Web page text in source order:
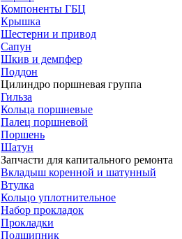
Компоненты ГБЦ
Крышка
Шестерни и привод
Сапун
Шкив и демпфер
Поддон
Цилиндро поршневая группа
Гильза
Кольца поршневые
Палец поршневой
Поршень
Шатун
Запчасти для капитального ремонта
Вкладыш коренной и шатунный
Втулка
Кольцо уплотнительное
Набор прокладок
Прокладки
Подшипник